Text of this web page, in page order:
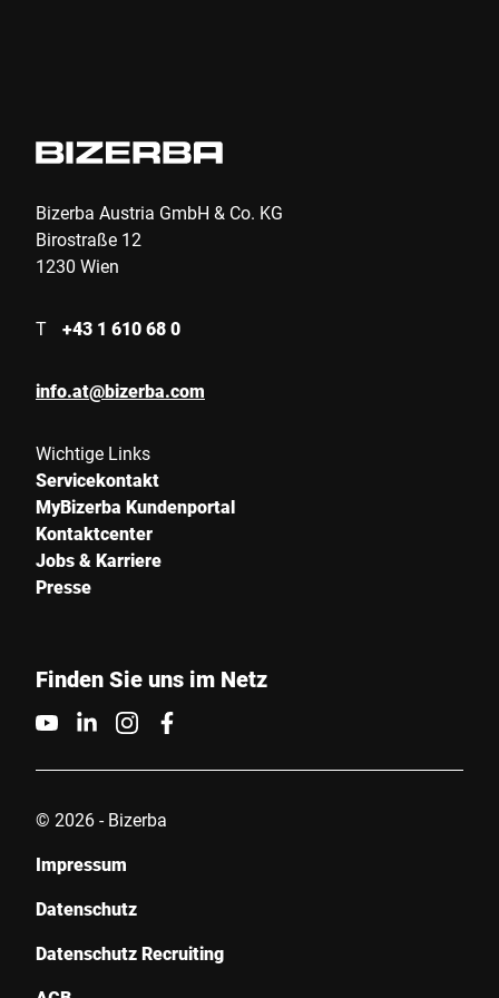
Bizerba Austria GmbH & Co. KG
Birostraße 12
1230 Wien
T +43 1 610 68 0
info.at@bizerba.com
Wichtige Links
Servicekontakt
MyBizerba Kundenportal
Kontaktcenter
Jobs & Karriere
Presse
Finden Sie uns im Netz
© 2026 - Bizerba
Impressum
Datenschutz
Datenschutz Recruiting